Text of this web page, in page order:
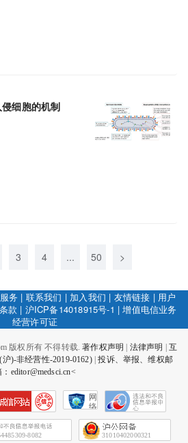
细胞的机制
3 4 ... 50 >
务 | 联系我们 | 加入我们 | 友情链接 | 用户
款 | 沪ICP备14018915号-1 |增值电信业务
经营许可证
版权所有 不得转载.著作权声明 法律声明
互
)-非经营性-2019-0162)|投诉、举报、维权邮
：editor@medsci.cn<
网
络
会
征
8082 31010402000321